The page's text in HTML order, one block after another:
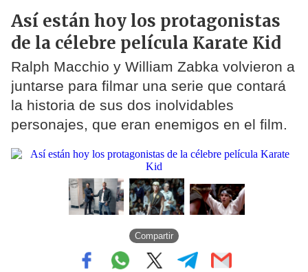
Así están hoy los protagonistas
de la célebre película Karate Kid
Ralph Macchio y William Zabka volvieron a
juntarse para filmar una serie que contará
la historia de sus dos inolvidables
personajes, que eran enemigos en el film.
Compartir